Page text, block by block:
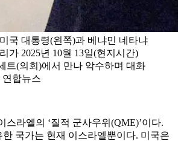
국 대통령(왼쪽)과 베냐민 네타냐
가 2025년 10월 13일(현지시간)
트(의회)에서 만나 악수하며 대화
연합뉴스
스라엘의 ‘질적 군사우위(QME)’이다.
한 국가는 현재 이스라엘뿐이다. 미국은